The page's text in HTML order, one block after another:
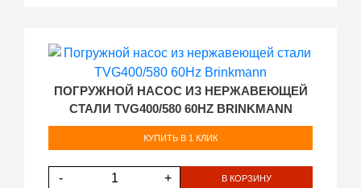
ПОГРУЖНОЙ НАСОС ИЗ НЕРЖАВЕЮЩЕЙ
СТАЛИ TVG400/580 60HZ BRINKMANN
КУПИТЬ В 1 КЛИК
- + В КОРЗИНУ